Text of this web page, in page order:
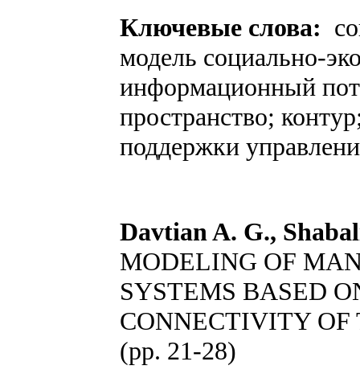
Ключевые слова:
модель социально-
информационный
пространство;
поддержки
Davtian A. G.,
MODELING OF
SYSTEMS BASED
CONNECTIVITY OF
(pp. 21-28)